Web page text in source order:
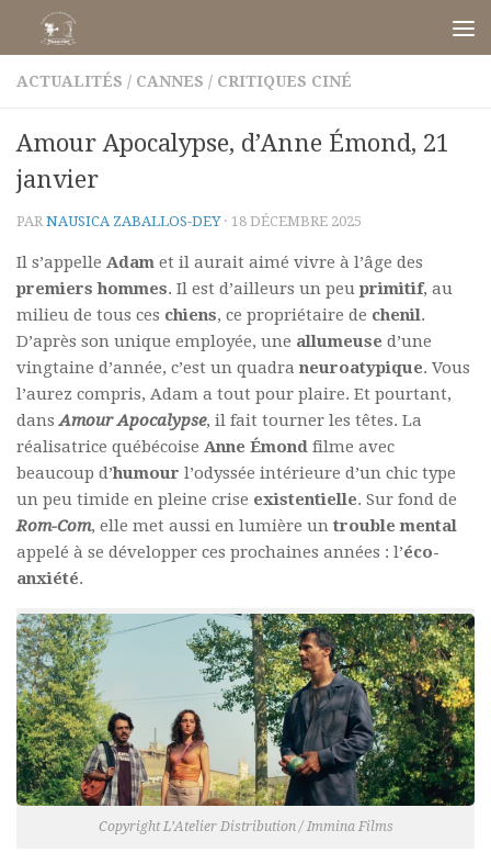
Skip to content
ACTUALITÉS / CANNES / CRITIQUES CINÉ
Amour Apocalypse, d’Anne Émond, 21
janvier
PAR NAUSICA ZABALLOS-DEY · 18 DÉCEMBRE 2025
Il s’appelle Adam et il aurait aimé vivre à l’âge des
premiers hommes. Il est d’ailleurs un peu primitif, au
milieu de tous ces chiens, ce propriétaire de chenil.
D’après son unique employée, une allumeuse d’une
vingtaine d’année, c’est un quadraneuroatypique. Vous
l’aurez compris, Adam a tout pour plaire. Et pourtant,
dansAmour Apocalypse, il fait tourner les têtes. La
réalisatrice québécoise Anne Émond filme avec
beaucoup d’humour l’odyssée intérieure d’un chic type
un peu timide en pleine crise existentielle. Sur fond de
Rom-Com, elle met aussi en lumière un trouble mental
appelé à se développer ces prochaines années : l’éco-
anxiété.
Copyright L’Atelier Distribution / Immina Films